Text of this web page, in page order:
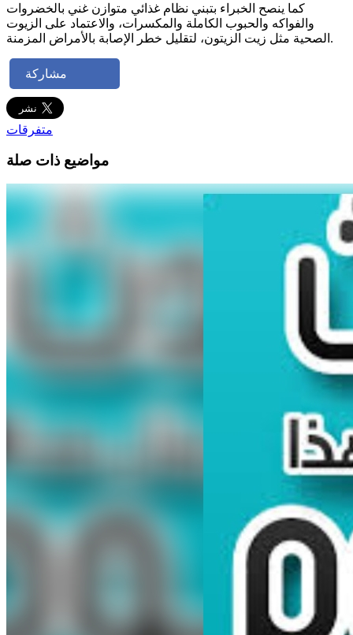
كما ينصح الخبراء بتبني نظام غذائي متوازن غني بالخضروات
والفواكه والحبوب الكاملة والمكسرات، والاعتماد على الزيوت
الصحية مثل زيت الزيتون، لتقليل خطر الإصابة بالأمراض المزمنة.
مشاركة
متفرقات
مواضيع ذات صلة